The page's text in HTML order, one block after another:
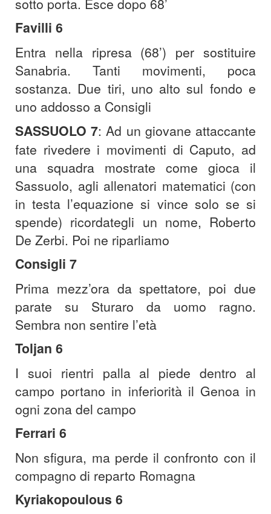
sotto porta. Esce dopo 68’
Favilli 6
Entra nella ripresa (68’) per sostituire
Sanabria. Tanti movimenti, poca
sostanza. Due tiri, uno alto sul fondo e
uno addosso a Consigli
SASSUOLO 7: Ad un giovane attaccante
fate rivedere i movimenti di Caputo, ad
una squadra mostrate come gioca il
Sassuolo, agli allenatori matematici (con
in testa l’equazione si vince solo se si
spende) ricordategli un nome, Roberto
De Zerbi. Poi ne riparliamo
Consigli 7
Prima mezz’ora da spettatore, poi due
parate su Sturaro da uomo ragno.
Sembra non sentire l’età
Toljan 6
I suoi rientri palla al piede dentro al
campo portano in inferiorità il Genoa in
ogni zona del campo
Ferrari 6
Non sfigura, ma perde il confronto con il
compagno di reparto Romagna
Kyriakopoulous 6